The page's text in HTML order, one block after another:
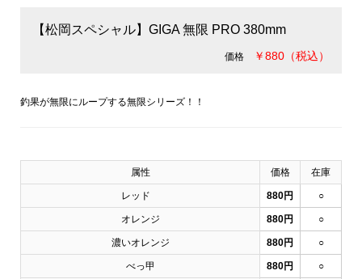
【松岡スペシャル】GIGA 無限 PRO 380mm
価格 ￥880（税込）
釣果が無限にループする無限シリーズ！！
属性 価格 在庫
レッド 880円 ○
オレンジ 880円 ○
濃いオレンジ 880円 ○
べっ甲 880円 ○